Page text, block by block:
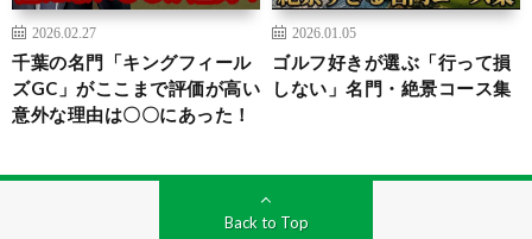
2026.02.27
千葉の名門「キングフィール
ズGC」がここまで評価が高い
意外な理由は〇〇にあった！
2026.01.05
ゴルフ好きが選ぶ「行って損
しない」名門・絶景コース集
Back to Top